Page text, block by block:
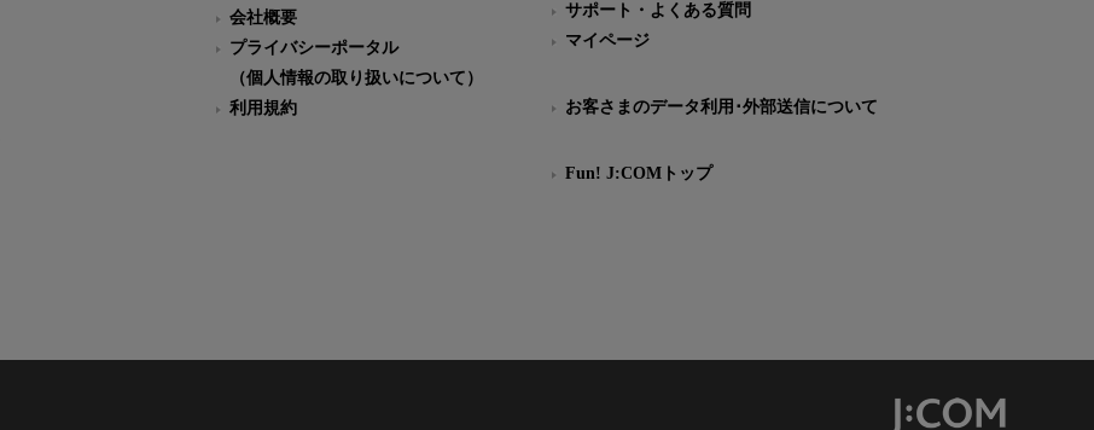
会社概要
プライバシーポータル
（個人情報の取り扱いについて）
利用規約
サポート・よくある質問
マイページ
お客さまのデータ利用･外部送信について
Fun! J:COMトップ